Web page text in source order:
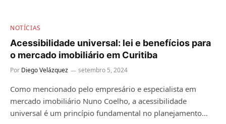
NOTÍCIAS
Acessibilidade universal: lei e benefícios para
o mercado imobiliário em Curitiba
Por Diego Velázquez setembro 5, 2024
Como mencionado pelo empresário e especialista em
mercado imobiliário Nuno Coelho, a acessibilidade
universal é um princípio fundamental no planejamento…